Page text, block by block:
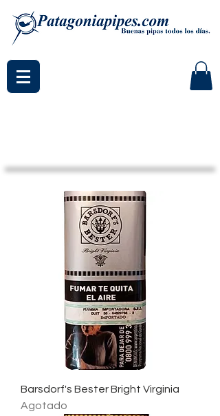
Barsdorf's Bester Bright Virginia
Agotado